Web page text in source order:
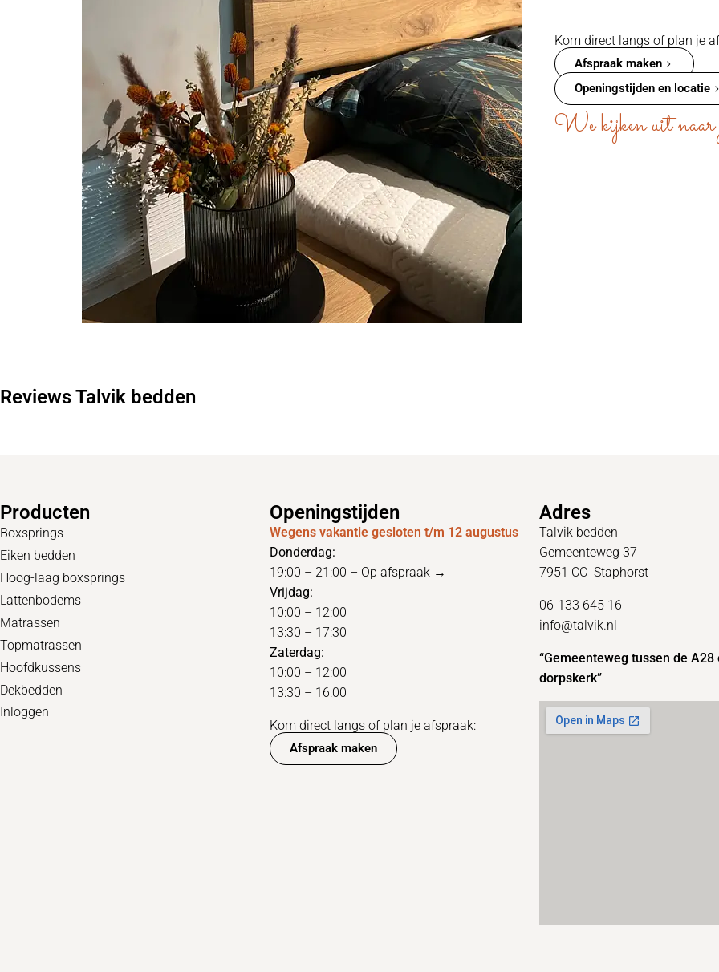
Kom direct langs of plan je
Afspraak maken
Openingstijden en locatie
We kijken uit naar
Reviews Talvik bedden
Producten
Boxsprings
Eiken bedden
Hoog-laag boxsprings
Lattenbodems
Matrassen
Topmatrassen
Hoofdkussens
Dekbedden
Inloggen
Openingstijden
Wegens vakantie gesloten t/m 12 augustus
Donderdag:
19:00 – 21:00 – Op afspraak →
Vrijdag:
10:00 – 12:00
13:30 – 17:30
Zaterdag:
10:00 – 12:00
13:30 – 16:00
Kom direct langs of plan je afspraak:
Afspraak maken
Adres
Talvik bedden
Gemeenteweg 37
7951 CC Staphorst
06-133 645 16
info@talvik.nl
“Gemeenteweg tussen de A28
dorpskerk”